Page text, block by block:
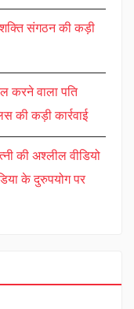
शक्ति संगठन की कड़ी
करने वाला पति
की कड़ी कार्रवाई
की अश्लील वीडियो
के दुरुपयोग पर